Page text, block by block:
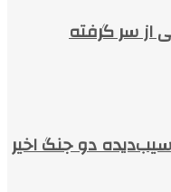
از سر گرفته
آسیب‌دیده دو جنگ اخیر